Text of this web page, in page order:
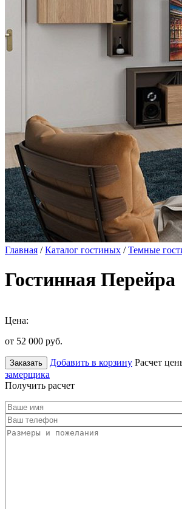
Главная /Каталог гостиных /Темные
Гостинная Перейра
Цена:
от 52 000 руб.
Заказать Добавить в корзину Расчет
замерщика
Получить расчет